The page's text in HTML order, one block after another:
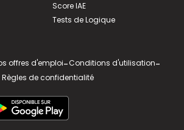
Score IAE
Tests de Logique
offres d'emploi-Conditions d'utilisation-
Règles de confidentialité